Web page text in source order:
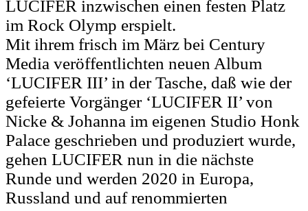
LUCIFER inzwischen einen festen Platz
im Rock Olymp erspielt.
Mit ihrem frisch im März bei Century
Media veröffentlichten neuen Album
‘LUCIFER III’ in der Tasche, daß wie der
gefeierte Vorgänger ‘LUCIFER II’ von
Nicke & Johanna im eigenen Studio Honk
Palace geschrieben und produziert wurde,
gehen LUCIFER nun in die nächste
Runde und werden 2020 in Europa,
Russland und auf renommierten